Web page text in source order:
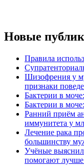
Новые
Правила
Шизофрения у
признаки
Бактерии в
Бактерии в
Ранний приём
иммунитета у
Лечение рака
большинству
Учёные
помогают лучше